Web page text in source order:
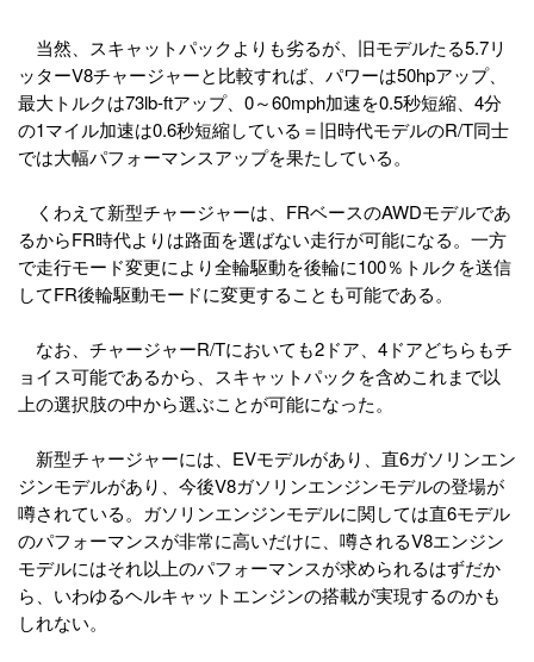
当然、スキャットパックよりも劣るが、旧モデルたる5.7リ
ッターV8チャージャーと比較すれば、パワーは50hpアップ、
最大トルクは73lb-ftアップ、0～60mph加速を0.5秒短縮、4分
の1マイル加速は0.6秒短縮している＝旧時代モデルのR/T同士
では大幅パフォーマンスアップを果たしている。
くわえて新型チャージャーは、FRベースのAWDモデルであ
るからFR時代よりは路面を選ばない走行が可能になる。一方
で走行モード変更により全輪駆動を後輪に100％トルクを送信
してFR後輪駆動モードに変更することも可能である。
なお、チャージャーR/Tにおいても2ドア、4ドアどちらもチ
ョイス可能であるから、スキャットパックを含めこれまで以
上の選択肢の中から選ぶことが可能になった。
新型チャージャーには、EVモデルがあり、直6ガソリンエン
ジンモデルがあり、今後V8ガソリンエンジンモデルの登場が
噂されている。ガソリンエンジンモデルに関しては直6モデル
のパフォーマンスが非常に高いだけに、噂されるV8エンジン
モデルにはそれ以上のパフォーマンスが求められるはずだか
ら、いわゆるヘルキャットエンジンの搭載が実現するのかも
しれない。